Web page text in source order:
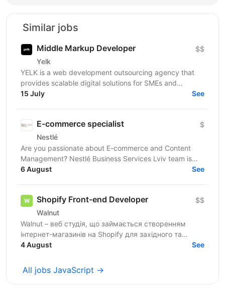
Similar jobs
Middle Markup Developer
Yelk
$$
YELK is a web development outsourcing agency that
provides scalable digital solutions for SMEs and
enterprise clients across the EU and the USA. We...
15 July See
E-commerce specialist
Nestlé
$
Are you passionate about E-commerce and Content
Management? Nestlé Business Services Lviv team is
looking for those who are ready to take on the
6 August See
Shopify Front-end Developer
Walnut
$$
Walnut – веб студія, що займається створенням
інтернет-магазинів на Shopify для західного та
українського ринків. Ми шукаємо досвідченого
4 August See
All jobs JavaScript →